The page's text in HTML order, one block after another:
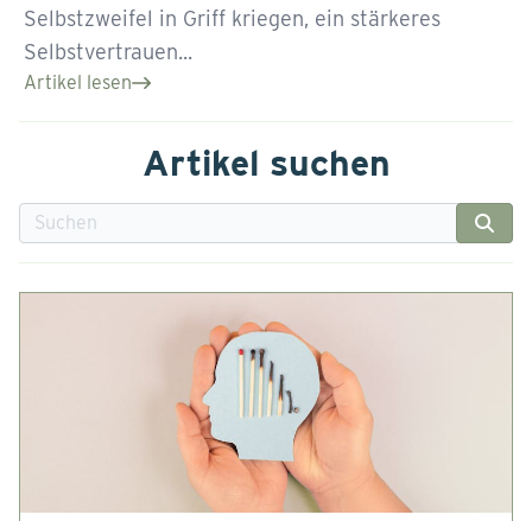
Selbstzweifel in Griff kriegen, ein stärkeres
Selbstvertrauen...
Artikel lesen
Artikel suchen